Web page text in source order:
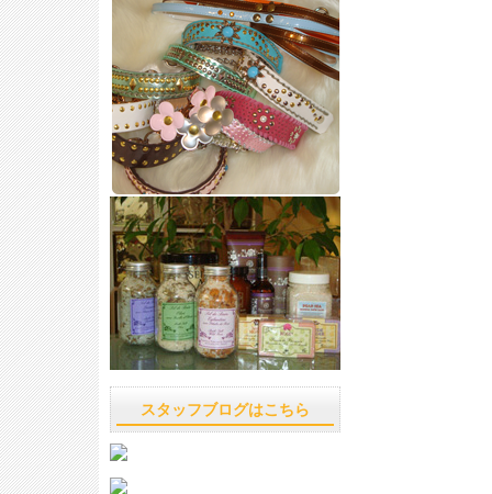
スタッフブログはこちら